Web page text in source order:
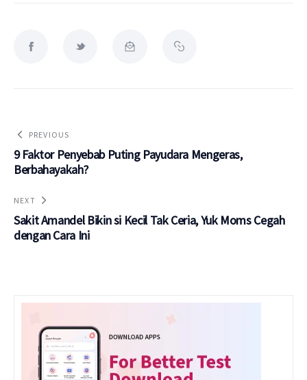
PREVIOUS
9 Faktor Penyebab Puting Payudara Mengeras,
Berbahayakah?
NEXT
Sakit Amandel Bikin si Kecil Tak Ceria, Yuk Moms Cegah
dengan Cara Ini